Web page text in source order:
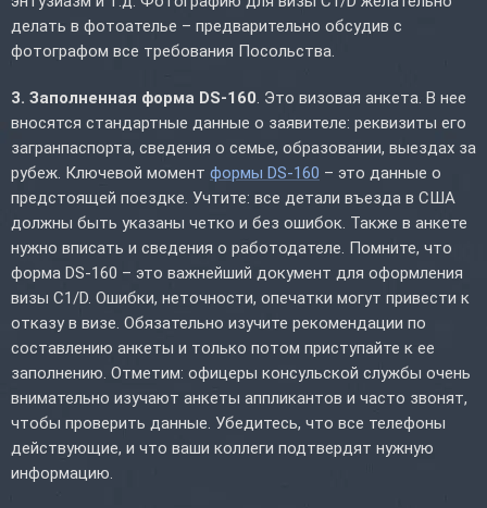
делать в фотоателье – предварительно обсудив с
фотографом все требования Посольства.
3. Заполненная форма DS-160 . Это визовая анкета. В нее
вносятся стандартные данные о заявителе: реквизиты его
загранпаспорта, сведения о семье, образовании, выездах за
рубеж. Ключевой момент формы DS-160 – это данные о
предстоящей поездке. Учтите: все детали въезда в США
должны быть указаны четко и без ошибок. Также в анкете
нужно вписать и сведения о работодателе. Помните, что
форма DS-160 – это важнейший документ для оформления
визы C1/D. Ошибки, неточности, опечатки могут привести к
отказу в визе. Обязательно изучите рекомендации по
составлению анкеты и только потом приступайте к ее
заполнению. Отметим: офицеры консульской службы очень
внимательно изучают анкеты аппликантов и часто звонят,
чтобы проверить данные. Убедитесь, что все телефоны
действующие, и что ваши коллеги подтвердят нужную
информацию.